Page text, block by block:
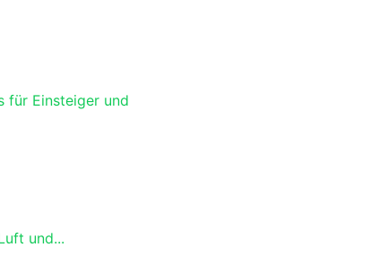
für Einsteiger und
und...